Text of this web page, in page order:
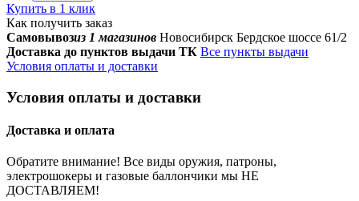
Купить в 1 клик
Как получить заказ
Самовывозиз 1 магазинов Новосибирск Бердское шоссе 61/2
Доставка до пунктов выдачи ТК Все пункты выдачи
Условия оплаты и доставки
Условия оплаты и доставки
Доставка и оплата
Обратите внимание! Все виды оружия, патроны,
электрошокеры и газовые баллончики мы НЕ
ДОСТАВЛЯЕМ!